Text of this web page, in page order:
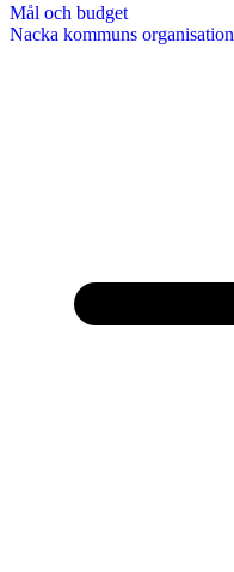
Mål och budget
Nacka kommuns organisation